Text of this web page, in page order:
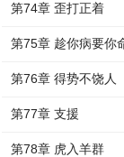
第74章 歪打正着
第75章 趁你病要你
第76章 得势不饶人
第77章 支援
第78章 虎入羊群